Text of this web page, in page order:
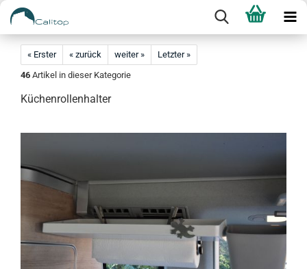
« Erster « zurück weiter »
Letzter »
46 Artikel in dieser Kategorie
Küchenrollenhalter